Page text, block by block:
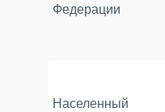
Федерации
Населенный